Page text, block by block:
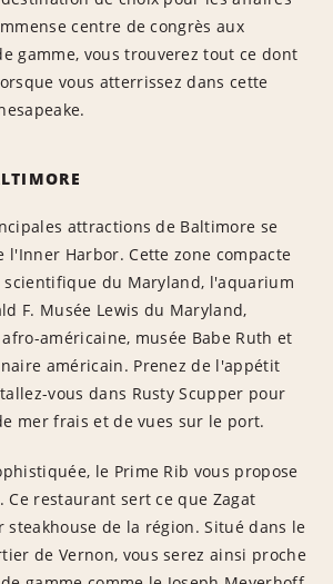
centre de congrès aux
gamme, vous trouverez tout ce dont
vous atterrissez dans cette
attractions de Baltimore se
Harbor. Cette zone compacte
du Maryland, l'aquarium
F. Musée Lewis du Maryland,
américaine, musée Babe Ruth et
américain. Prenez de l'appétit
vous dans Rusty Scupper pour
mer frais et de vues sur le port.
le Prime Rib vous propose
restaurant sert ce que Zagat
de la région. Situé dans le
de Vernon, vous serez ainsi proche